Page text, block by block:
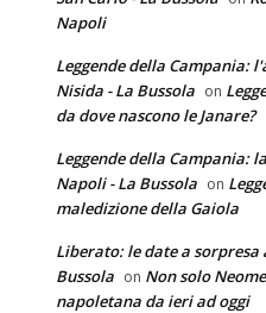
Napoli
Leggende della Campania:
Nisida - La Bussola on
da dove nascono le Janare?
Leggende della Campania:
Napoli - La Bussola on
maledizione della Gaiola
Liberato: le date a sorpresa
Bussola on Non solo
napoletana da ieri ad oggi